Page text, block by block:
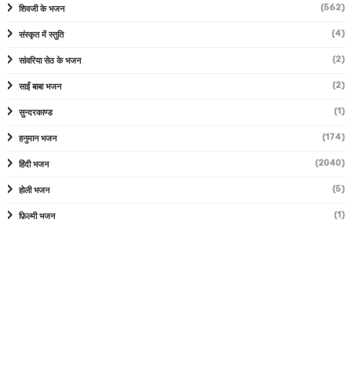
शिवजी के भजन (562)
संस्कृत में स्तुति (4)
सांवरिया सेठ के भजन (2)
साईं बाबा भजन (2)
सुन्दरकाण्ड (1)
हनुमान भजन (174)
हिंदी भजन (2040)
होली भजन (5)
फ़िल्मी भजन (1)